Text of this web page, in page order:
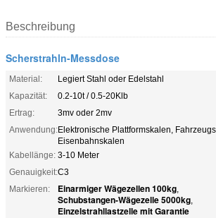
Beschreibung
Scherstrahln-Messdose
Material:
Legiert Stahl oder Edelstahl
Kapazität:
0.2-10t / 0.5-20Klb
Ertrag:
3mv oder 2mv
Anwendung:Elektronische Plattformskalen,
Eisenbahnskalen
Kabellänge: 3-10 Meter
Genauigkeit:C3
Markieren:
Einarmiger Wägezellen 100kg,
Schubstangen-Wägezelle 5000kg,
Einzelstrahllastzelle mit Garantie